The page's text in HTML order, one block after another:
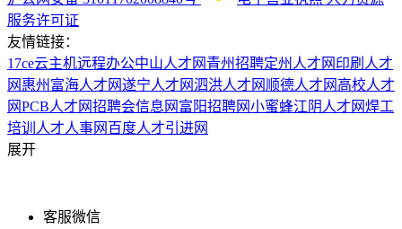
服务许可证
友情链接：
17ce云主机远程办公中山人才网 青州招聘定州人才网 印刷人才
网 惠州富海人才网遂宁人才网泗洪人才网 顺德人才网 高校人才
网PCB人才网招聘会信息网 富阳招聘网小蜜蜂江阴人才网焊工
培训 人才人事网 百度人才引进网
展开
客服微信